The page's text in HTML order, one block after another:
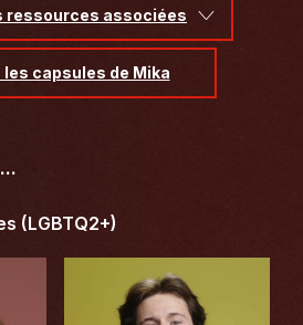
ressources associées
capsules de Mika
(LGBTQ2+)